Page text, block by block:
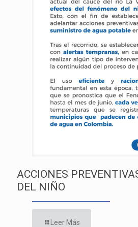
ACCIONES
DEL NIÑO
Leer Más